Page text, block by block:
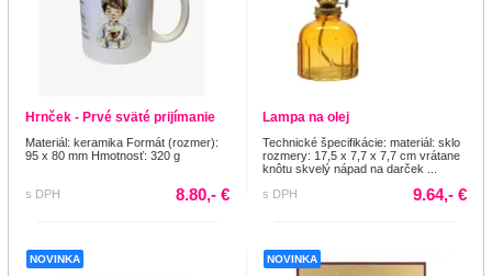
Hrnček - Prvé sväté prijímanie
Materiál: keramika Formát (rozmer):
95 x 80 mm Hmotnosť: 320 g
s DPH 8.80,- €
Lampa na olej
Technické špecifikácie: materiál: sklo
rozmery: 17,5 x 7,7 x 7,7 cm vrátane
knôtu skvelý nápad na darček ...
s DPH
9.64,- €
NOVINKA NOVINKA